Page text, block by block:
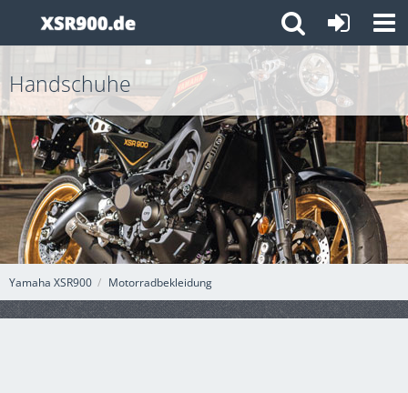
Yamaha XSR900 Motorradbekleidung
Handschuhe